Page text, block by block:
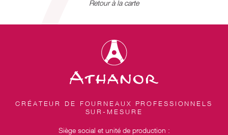
Retour à la carte
CRÉATEUR DE FOURNEAUX PROFESSIONNELS
SUR-MESURE
Siège social et unité de production :